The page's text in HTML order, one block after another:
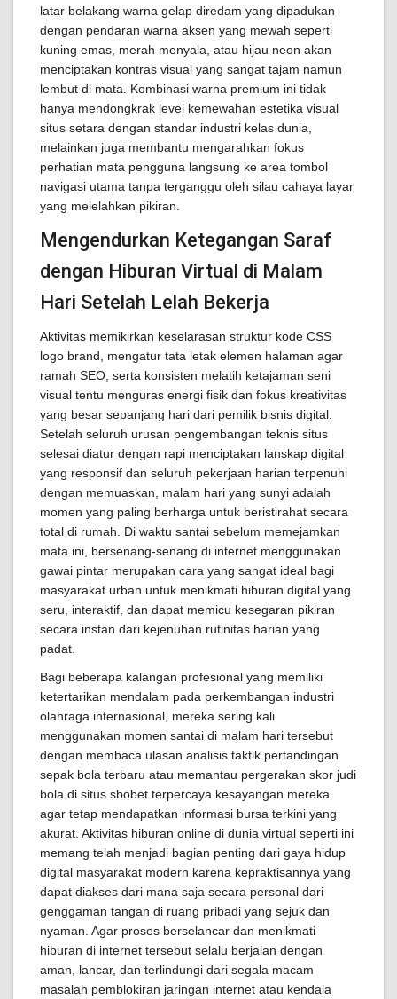
latar belakang warna gelap diredam yang dipadukan
dengan pendaran warna aksen yang mewah seperti
kuning emas, merah menyala, atau hijau neon akan
menciptakan kontras visual yang sangat tajam namun
lembut di mata. Kombinasi warna premium ini tidak
hanya mendongkrak level kemewahan estetika visual
situs setara dengan standar industri kelas dunia,
melainkan juga membantu mengarahkan fokus
perhatian mata pengguna langsung ke area tombol
navigasi utama tanpa terganggu oleh silau cahaya layar
yang melelahkan pikiran.
Mengendurkan Ketegangan Saraf
dengan Hiburan Virtual di Malam
Hari Setelah Lelah Bekerja
Aktivitas memikirkan keselarasan struktur kode CSS
logo brand, mengatur tata letak elemen halaman agar
ramah SEO, serta konsisten melatih ketajaman seni
visual tentu menguras energi fisik dan fokus kreativitas
yang besar sepanjang hari dari pemilik bisnis digital.
Setelah seluruh urusan pengembangan teknis situs
selesai diatur dengan rapi menciptakan lanskap digital
yang responsif dan seluruh pekerjaan harian terpenuhi
dengan memuaskan, malam hari yang sunyi adalah
momen yang paling berharga untuk beristirahat secara
total di rumah. Di waktu santai sebelum memejamkan
mata ini, bersenang-senang di internet menggunakan
gawai pintar merupakan cara yang sangat ideal bagi
masyarakat urban untuk menikmati hiburan digital yang
seru, interaktif, dan dapat memicu kesegaran pikiran
secara instan dari kejenuhan rutinitas harian yang
padat.
Bagi beberapa kalangan profesional yang memiliki
ketertarikan mendalam pada perkembangan industri
olahraga internasional, mereka sering kali
menggunakan momen santai di malam hari tersebut
dengan membaca ulasan analisis taktik pertandingan
sepak bola terbaru atau memantau pergerakan skor judi
bola di situs sbobet terpercaya kesayangan mereka
agar tetap mendapatkan informasi bursa terkini yang
akurat. Aktivitas hiburan online di dunia virtual seperti ini
memang telah menjadi bagian penting dari gaya hidup
digital masyarakat modern karena kepraktisannya yang
dapat diakses dari mana saja secara personal dari
genggaman tangan di ruang pribadi yang sejuk dan
nyaman. Agar proses berselancar dan menikmati
hiburan di internet tersebut selalu berjalan dengan
aman, lancar, dan terlindungi dari segala macam
masalah pemblokiran jaringan internet atau kendala